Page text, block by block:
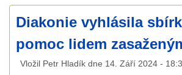
Diakonie vyhlásila
pomoc lidem
Vložil Petr Hladíkdne 14. Září 2024 -